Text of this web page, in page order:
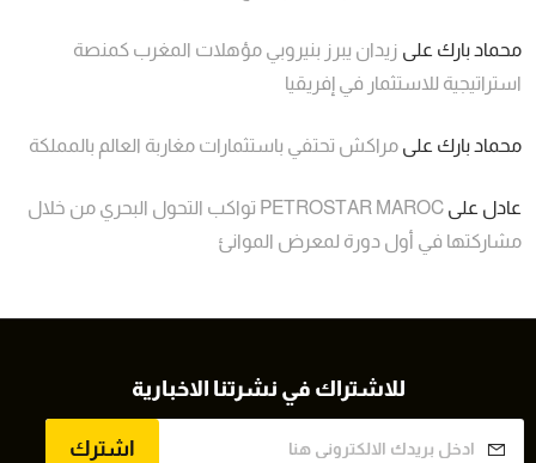
محماد بارك على زيدان يبرز بنيروبي مؤهلات المغرب كمنصة
استراتيجية للاستثمار في إفريقيا
محماد بارك على مراكش تحتفي باستثمارات مغاربة العالم بالمملكة
عادل على
PETROSTAR MAROC تواكب التحول البحري من خلال
مشاركتها في أول دورة لمعرض الموانئ
للاشتراك في نشرتنا الاخبارية
اشترك